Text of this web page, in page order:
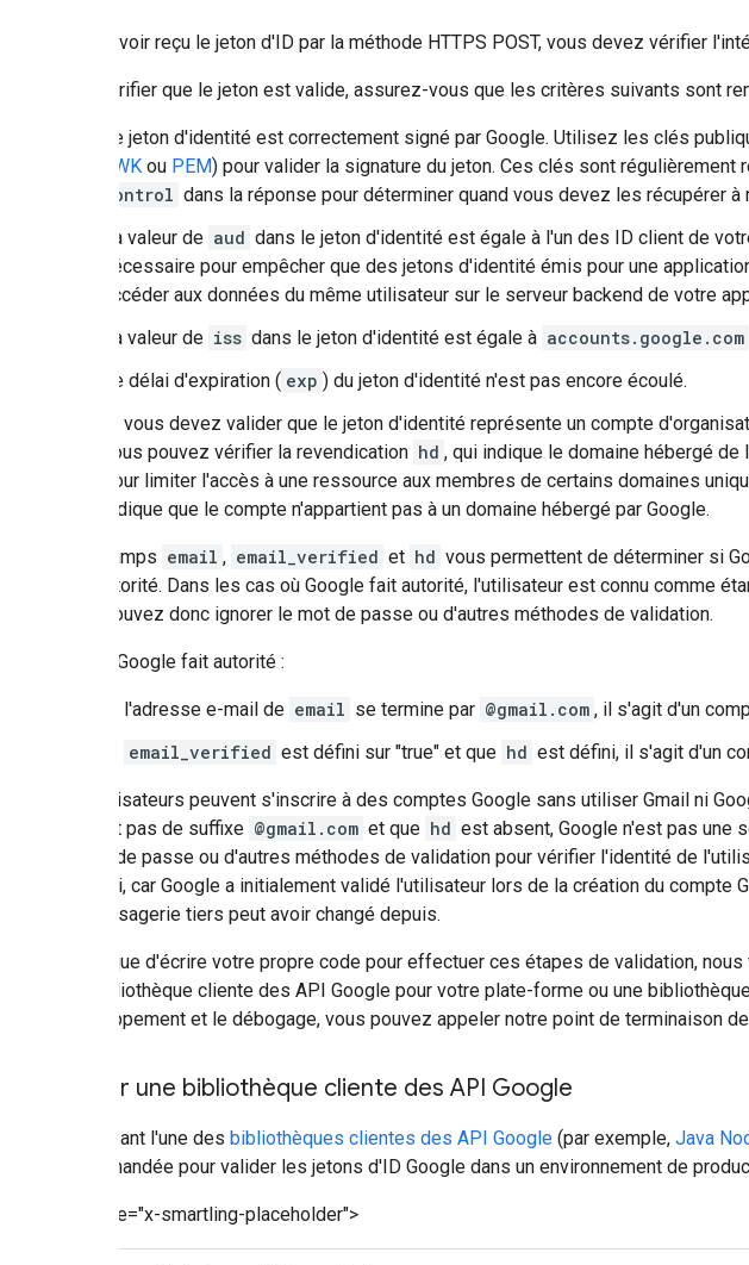
Après avoir reçu le jeton d'ID par la méthode HTTPS POST, vous devez vérifier
Pour vérifier que le jeton est valide, assurez-vous que les critères suivants sont
Le jeton d'identité est correctement signé par Google. Utilisez les clés
JWK ou PEM) pour valider la signature du jeton. Ces clés sont régulièrement
Control dans la réponse pour déterminer quand vous devez les récupérer à
La valeur de aud dans le jeton d'identité est égale à l'un des ID client de
nécessaire pour empêcher que des jetons d'identité émis pour une
accéder aux données du même utilisateur sur le serveur backend de votre
La valeur de iss dans le jeton d'identité est égale à accounts.google.com
Le délai d'expiration ( exp ) du jeton d'identité n'est pas encore écoulé.
Si vous devez valider que le jeton d'identité représente un compte
vous pouvez vérifier la revendication hd , qui indique le domaine hébergé
pour limiter l'accès à une ressource aux membres de certains domaines
indique que le compte n'appartient pas à un domaine hébergé par Google.
Les champs email , email_verified et hd vous permettent de déterminer si
est l'autorité. Dans les cas où Google fait autorité, l'utilisateur est connu comme
Vous pouvez donc ignorer le mot de passe ou d'autres méthodes de validation.
Cas où Google fait autorité :
Si l'adresse e-mail de email se termine par @gmail.com , il s'agit d'un
email_verified est défini sur "true" et que hd est défini, il s'agit d'un
Les utilisateurs peuvent s'inscrire à des comptes Google sans utiliser Gmail ni
contient pas de suffixe @gmail.com et que hd est absent, Google n'est pas une
un mot de passe ou d'autres méthodes de validation pour vérifier l'identité de
être vrai, car Google a initialement validé l'utilisateur lors de la création du compte
de messagerie tiers peut avoir changé depuis.
Plutôt que d'écrire votre propre code pour effectuer ces étapes de validation,
une bibliothèque cliente des API Google pour votre plate-forme ou une
développement et le débogage, vous pouvez appeler notre point de terminaison
Utiliser une bibliothèque cliente des API Google
En utilisant l'une des bibliothèques clientes des API Google (par exemple, Java
recommandée pour valider les jetons d'ID Google dans un environnement de
<ph type="x-smartling-placeholder">